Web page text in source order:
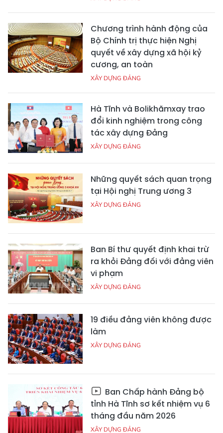
Chương trình hành động của
Bộ Chính trị thực hiện Nghị
quyết về xây dựng xã hội kỷ
cương, an toàn
XÂY DỰNG ĐẢNG
Hà Tĩnh và Bolikhămxay trao
đổi kinh nghiệm trong công
tác xây dựng Đảng
XÂY DỰNG ĐẢNG
Những quyết sách quan trọng
tại Hội nghị Trung ương 3
XÂY DỰNG ĐẢNG
Ban Bí thư quyết định khai trừ
ra khỏi Đảng đối với đảng viên
vi phạm
XÂY DỰNG ĐẢNG
19 điều đảng viên không được
làm
XÂY DỰNG ĐẢNG
Ban Chấp hành Đảng bộ
tỉnh Hà Tĩnh sơ kết nhiệm vụ 6
tháng đầu năm 2026
XÂY DỰNG ĐẢNG